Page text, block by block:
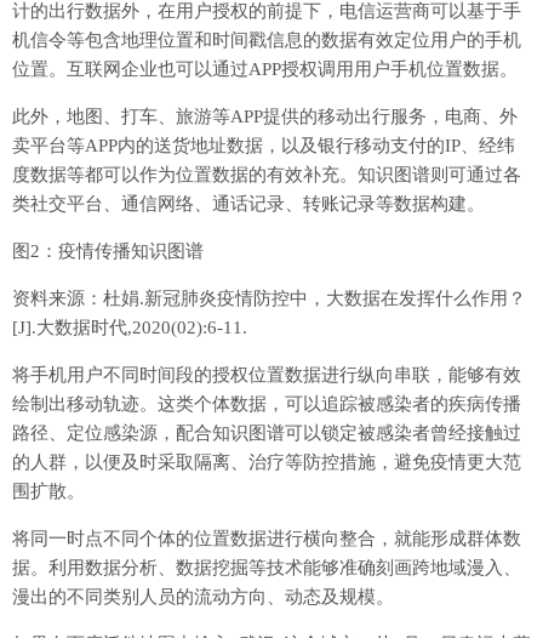
计的出行数据外，在用户授权的前提下，电信运营商可以基于手
机信令等包含地理位置和时间戳信息的数据有效定位用户的手机
位置。互联网企业也可以通过APP授权调用用户手机位置数据。
此外，地图、打车、旅游等APP提供的移动出行服务，电商、外
卖平台等APP内的送货地址数据，以及银行移动支付的IP、经纬
度数据等都可以作为位置数据的有效补充。知识图谱则可通过各
类社交平台、通信网络、通话记录、转账记录等数据构建。
图2：疫情传播知识图谱
资料来源：杜娟.新冠肺炎疫情防控中，大数据在发挥什么作用？
[J].大数据时代,2020(02):6-11.
将手机用户不同时间段的授权位置数据进行纵向串联，能够有效
绘制出移动轨迹。这类个体数据，可以追踪被感染者的疾病传播
路径、定位感染源，配合知识图谱可以锁定被感染者曾经接触过
的人群，以便及时采取隔离、治疗等防控措施，避免疫情更大范
围扩散。
将同一时点不同个体的位置数据进行横向整合，就能形成群体数
据。利用数据分析、数据挖掘等技术能够准确刻画跨地域漫入、
漫出的不同类别人员的流动方向、动态及规模。